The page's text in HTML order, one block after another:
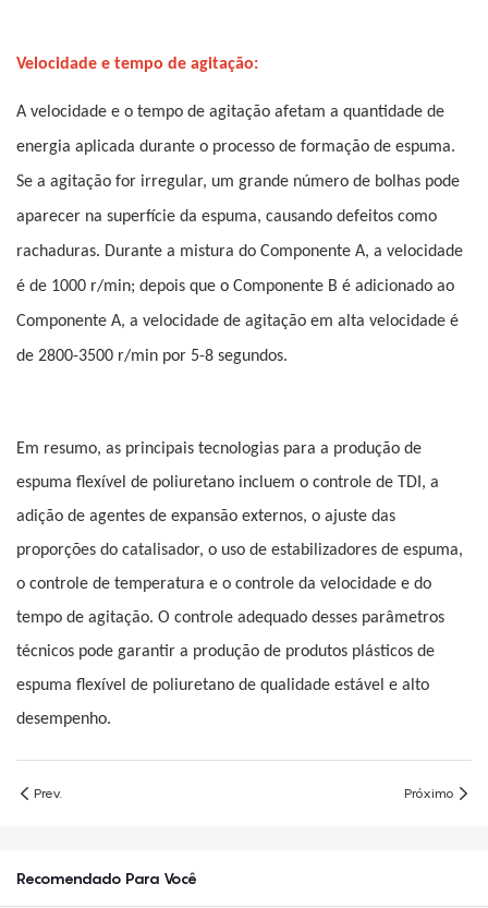
Velocidade e tempo de agitação:
A velocidade e o tempo de agitação afetam a quantidade de
energia aplicada durante o processo de formação de espuma.
Se a agitação for irregular, um grande número de bolhas pode
aparecer na superfície da espuma, causando defeitos como
rachaduras. Durante a mistura do Componente A, a velocidade
é de 1000 r/min; depois que o Componente B é adicionado ao
Componente A, a velocidade de agitação em alta velocidade é
de 2800-3500 r/min por 5-8 segundos.
Em resumo, as principais tecnologias para a produção de
espuma flexível de poliuretano incluem o controle de TDI, a
adição de agentes de expansão externos, o ajuste das
proporções do catalisador, o uso de estabilizadores de espuma,
o controle de temperatura e o controle da velocidade e do
tempo de agitação. O controle adequado desses parâmetros
técnicos pode garantir a produção de produtos plásticos de
espuma flexível de poliuretano de qualidade estável e alto
desempenho.
Prev. Próximo
Recomendado Para Você